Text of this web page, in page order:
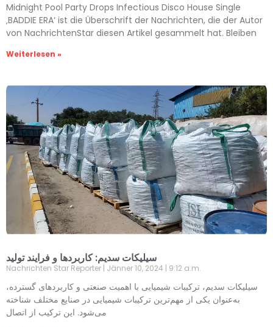
Midnight Pool Party Drops Infectious Disco House Single
‚BADDIE ERA‘ ist die Überschrift der Nachrichten, die der Autor
von NachrichtenStar diesen Artikel gesammelt hat. Bleiben
Weiterlesen »
سیلیکات سدیم: کاربردها و فرایند تولید
Nachrichten Star Reporter Jänner 10, 2024 9:12 a.m.
سیلیکات سدیم، ترکیبات شیمیایی با اهمیت صنعتی و کاربردهای گسترده،
به‌عنوان یکی از مهم‌ترین ترکیبات شیمیایی در صنایع مختلف شناخته
می‌شود. این ترکیب از اتصال